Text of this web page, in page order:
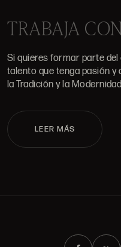
TRABAJA
Si quieres formar parte
talento que tenga pasión y
la Tradición y la
LEER MÁS